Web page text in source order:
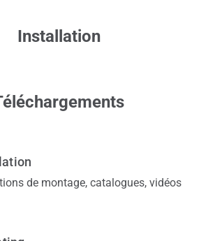
Installation
de montage, catalogues, vidéos